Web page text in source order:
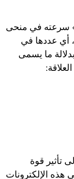
سرعته في منحى
أي عددها في
ما يسمى
تأثير قوة
هذه الإلكترونات